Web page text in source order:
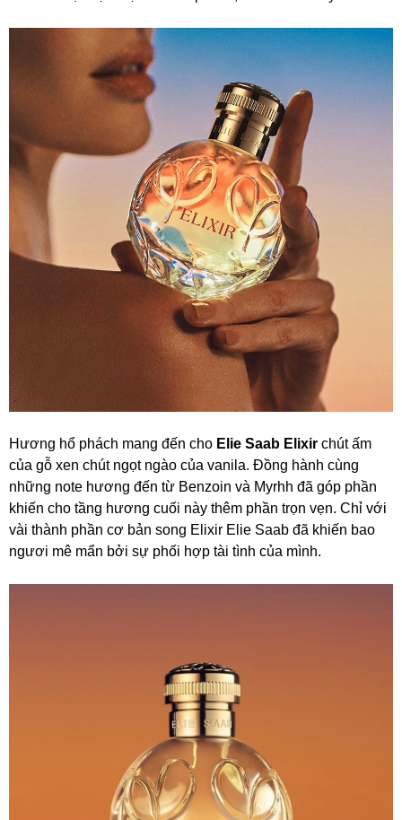
Hương hổ phách mang đến cho Elie Saab Elixir chút ấm
của gỗ xen chút ngọt ngào của vanila. Đồng hành cùng
những note hương đến từ Benzoin và Myrhh đã góp phần
khiến cho tầng hương cuối này thêm phần trọn vẹn. Chỉ với
vài thành phần cơ bản song Elixir Elie Saab đã khiến bao
ngươi mê mẩn bởi sự phối hợp tài tình của mình.